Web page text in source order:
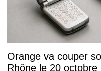
Orange va couper
Rhône le 20